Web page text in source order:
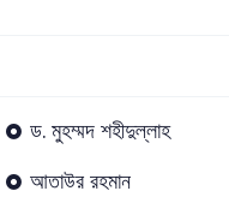
ড. মুহম্মদ শহীদুল্লাহ
আতাউর রহমান